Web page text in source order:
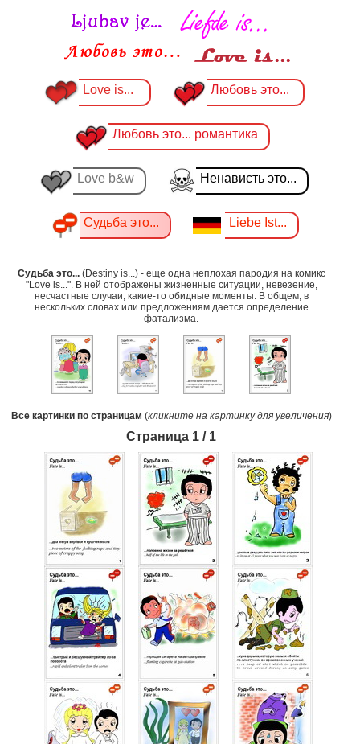
Love is... Любовь это...
Любовь это... романтика
Love b&w Ненависть это...
Судьба это... Liebe Ist...
Судьба это...(Destiny is...) - еще одна неплохая пародия на комикс
"Love is...". В ней отображены жизненные ситуации, невезение,
несчастные случаи, какие-то обидные моменты. В общем, в
нескольких словах или предложениям дается определение
фатализма.
Все картинки по страницам (кликните на картинку для увеличения)
Страница 1 / 1